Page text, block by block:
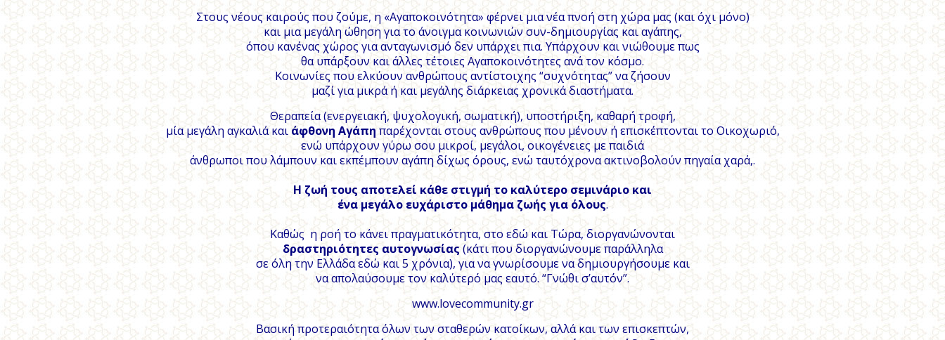
Στους νέους καιρούς που ζούμε, η «Αγαποκοινότητα» φέρνει μια νέα πνοή στη χώρα μας (και όχι μόνο)
και μια μεγάλη ώθηση για το άνοιγμα κοινωνιών συν-δημιουργίας και αγάπης,
όπου κανένας χώρος για ανταγωνισμό δεν υπάρχει πια. Υπάρχουν και νιώθουμε πως
θα υπάρξουν και άλλες τέτοιες Αγαποκοινότητες ανά τον κόσμο.
Κοινωνίες που ελκύουν ανθρώπους αντίστοιχης “συχνότητας” να ζήσουν
μαζί για μικρά ή και μεγάλης διάρκειας χρονικά διαστήματα.
Θεραπεία (ενεργειακή, ψυχολογική, σωματική), υποστήριξη, καθαρή τροφή,
μία μεγάλη αγκαλιά και άφθονη Αγάπη παρέχονται στους ανθρώπους που μένουν ή επισκέπτονται το Οικοχωριό,
ενώ υπάρχουν γύρω σου μικροί, μεγάλοι, οικογένειες με παιδιά
άνθρωποι που λάμπουν και εκπέμπουν αγάπη δίχως όρους, ενώ ταυτόχρονα ακτινοβολούν πηγαία χαρά,.
Η ζωή τους αποτελεί κάθε στιγμή το καλύτερο σεμινάριο και
ένα μεγάλο ευχάριστο μάθημα ζωής για όλους.
Καθώς η ροή το κάνει πραγματικότητα, στο εδώ και Τώρα, διοργανώνονται
δραστηριότητες αυτογνωσίας (κάτι που διοργανώνουμε παράλληλα
σε όλη την Ελλάδα εδώ και 5 χρόνια), για να γνωρίσουμε να δημιουργήσουμε και
να απολαύσουμε τον καλύτερό μας εαυτό. “Γνώθι σ’αυτόν”.
www.lovecommunity.gr
Βασική προτεραιότητα όλων των σταθερών κατοίκων, αλλά και των επισκεπτών,